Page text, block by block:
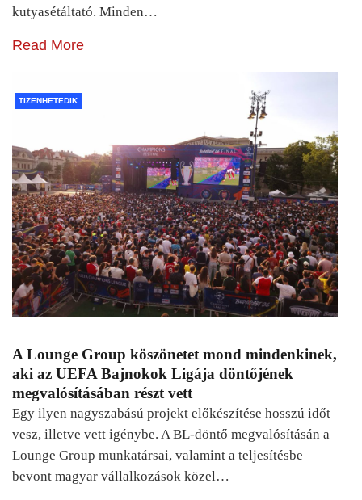
kutyasétáltató. Minden…
Read More
TIZENHETEDIK
A Lounge Group köszönetet mond mindenkinek,
aki az UEFA Bajnokok Ligája döntőjének
megvalósításában részt vett
Egy ilyen nagyszabású projekt előkészítése hosszú időt
vesz, illetve vett igénybe. A BL-döntő megvalósításán a
Lounge Group munkatársai, valamint a teljesítésbe
bevont magyar vállalkozások közel…